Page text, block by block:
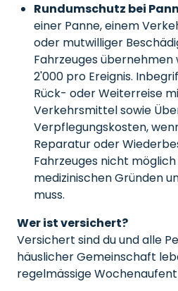
Rundumschutz bei
einer Panne, einem
oder mutwilliger
Fahrzeuges übernehmen
2'000 pro Ereignis.
Rück- oder Weiterreise
Verkehrsmittel sowie
Verpflegungskosten,
Reparatur oder
Fahrzeuges nicht
medizinischen Gründen
muss.
Wer ist versichert?
Versichert sind du und alle
häuslicher Gemeinschaft
regelmässige